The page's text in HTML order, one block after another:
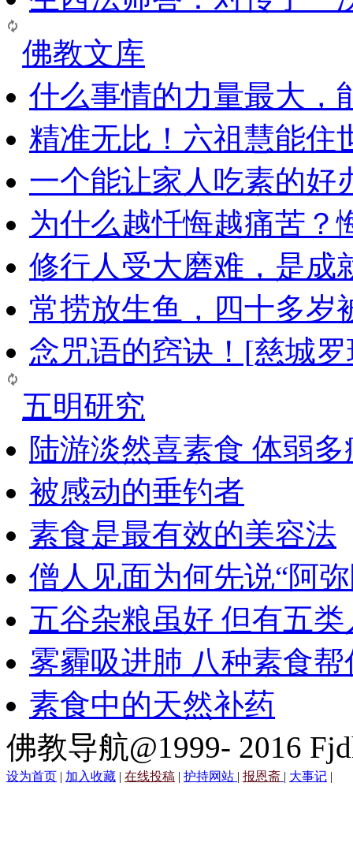
佛教文库
什么事情的力量最大，
精准无比！六祖慧能住
一个能让家人吃素的好
为什么越忏悔越痛苦？
修行人受大磨难，是成
常捞放生鱼，四十多岁
念咒语的窍诀！[慈城
五明研究
陆游淡然喜素食 体弱
被感动的垂钓者
素食是最有效的美容法
僧人见面为何先说“阿
五谷杂粮虽好 但有五
雾霾吸进肺 八种素食帮
素食中的天然补药
佛教导航@1999- 2016
设为首页 | 加入收藏 | 在线投稿 | 护持网站 | 报恩斋 | 大事记 |